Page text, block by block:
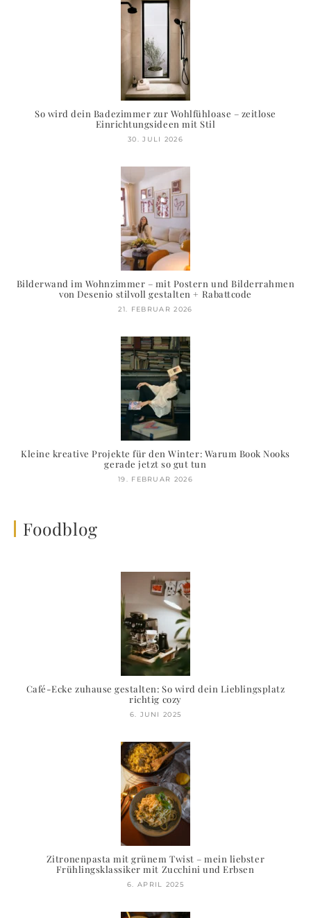
So wird dein Badezimmer zur Wohlfühloase – zeitlose
Einrichtungsideen mit Stil
30. JULI 2026
Bilderwand im Wohnzimmer – mit Postern und Bilderrahmen
von Desenio stilvoll gestalten + Rabattcode
21. FEBRUAR 2026
Kleine kreative Projekte für den Winter: Warum Book Nooks
gerade jetzt so gut tun
19. FEBRUAR 2026
Foodblog
Café-Ecke zuhause gestalten: So wird dein Lieblingsplatz
richtig cozy
6. JUNI 2025
Zitronenpasta mit grünem Twist – mein liebster
Frühlingsklassiker mit Zucchini und Erbsen
6. APRIL 2025